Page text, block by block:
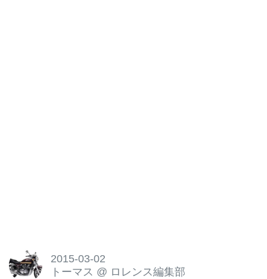
2015-03-02
トーマス @ ロレンス編集部